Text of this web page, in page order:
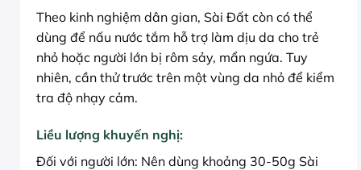
Theo kinh nghiệm dân gian, Sài Đất còn có thể
dùng để nấu nước tắm hỗ trợ làm dịu da cho trẻ
nhỏ hoặc người lớn bị rôm sảy, mẩn ngứa. Tuy
nhiên, cần thử trước trên một vùng da nhỏ để kiểm
tra độ nhạy cảm.
Liều lượng khuyến nghị:
Đối với người lớn: Nên dùng khoảng 30-50g Sài